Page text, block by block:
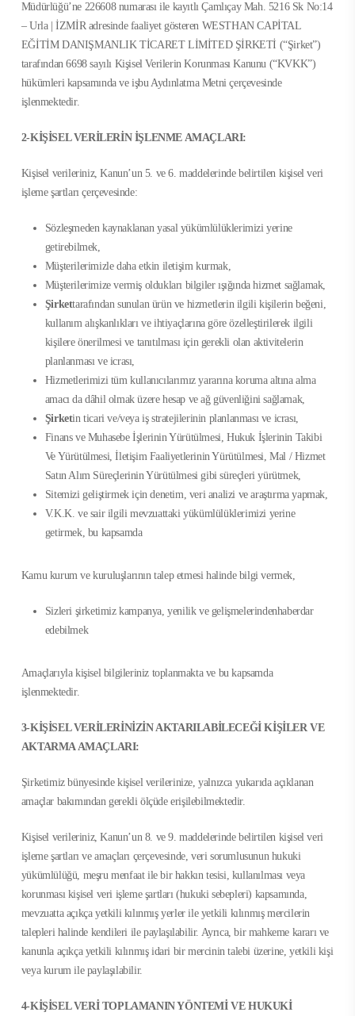
Müdürlüğü’ne 226608 numarası ile kayıtlı Çamlıçay Mah. 5216 Sk No:14
– Urla | İZMİR adresinde faaliyet gösteren WESTHAN CAPİTAL
EĞİTİM DANIŞMANLIK TİCARET LİMİTED ŞİRKETİ (“Şirket”)
tarafından 6698 sayılı Kişisel Verilerin Korunması Kanunu (“KVKK”)
hükümleri kapsamında ve işbu Aydınlatma Metni çerçevesinde
işlenmektedir.
2-KİŞİSEL VERİLERİN İŞLENME AMAÇLARI:
Kişisel verileriniz, Kanun’un 5. ve 6. maddelerinde belirtilen kişisel veri
işleme şartları çerçevesinde:
Sözleşmeden kaynaklanan yasal yükümlülüklerimizi yerine
getirebilmek,
Müşterilerimizle daha etkin iletişim kurmak,
Müşterilerimize vermiş oldukları bilgiler ışığında hizmet sağlamak,
Şirkettarafından sunulan ürün ve hizmetlerin ilgili kişilerin beğeni,
kullanım alışkanlıkları ve ihtiyaçlarına göre özelleştirilerek ilgili
kişilere önerilmesi ve tanıtılması için gerekli olan aktivitelerin
planlanması ve icrası,
Hizmetlerimizi tüm kullanıcılarımız yararına koruma altına alma
amacı da dâhil olmak üzere hesap ve ağ güvenliğini sağlamak,
Şirketin ticari ve/veya iş stratejilerinin planlanması ve icrası,
Finans ve Muhasebe İşlerinin Yürütülmesi, Hukuk İşlerinin Takibi
Ve Yürütülmesi, İletişim Faaliyetlerinin Yürütülmesi, Mal / Hizmet
Satın Alım Süreçlerinin Yürütülmesi gibi süreçleri yürütmek,
Sitemizi geliştirmek için denetim, veri analizi ve araştırma yapmak,
V.K.K. ve sair ilgili mevzuattaki yükümlülüklerimizi yerine
getirmek, bu kapsamda
Kamu kurum ve kuruluşlarının talep etmesi halinde bilgi vermek,
Sizleri şirketimiz kampanya, yenilik ve gelişmelerindenhaberdar
edebilmek
Amaçlarıyla kişisel bilgileriniz toplanmakta ve bu kapsamda
işlenmektedir.
3-KİŞİSEL VERİLERİNİZİN AKTARILABİLECEĞİ KİŞİLER VE
AKTARMA AMAÇLARI:
Şirketimiz bünyesinde kişisel verilerinize, yalnızca yukarıda açıklanan
amaçlar bakımından gerekli ölçüde erişilebilmektedir.
Kişisel verileriniz, Kanun’un 8. ve 9. maddelerinde belirtilen kişisel veri
işleme şartları ve amaçları çerçevesinde, veri sorumlusunun hukuki
yükümlülüğü, meşru menfaat ile bir hakkın tesisi, kullanılması veya
korunması kişisel veri işleme şartları (hukuki sebepleri) kapsamında,
mevzuatta açıkça yetkili kılınmış yerler ile yetkili kılınmış mercilerin
talepleri halinde kendileri ile paylaşılabilir. Ayrıca, bir mahkeme kararı ve
kanunla açıkça yetkili kılınmış idari bir mercinin talebi üzerine, yetkili kişi
veya kurum ile paylaşılabilir.
4-KİŞİSEL VERİ TOPLAMANIN YÖNTEMİ VE HUKUKİ